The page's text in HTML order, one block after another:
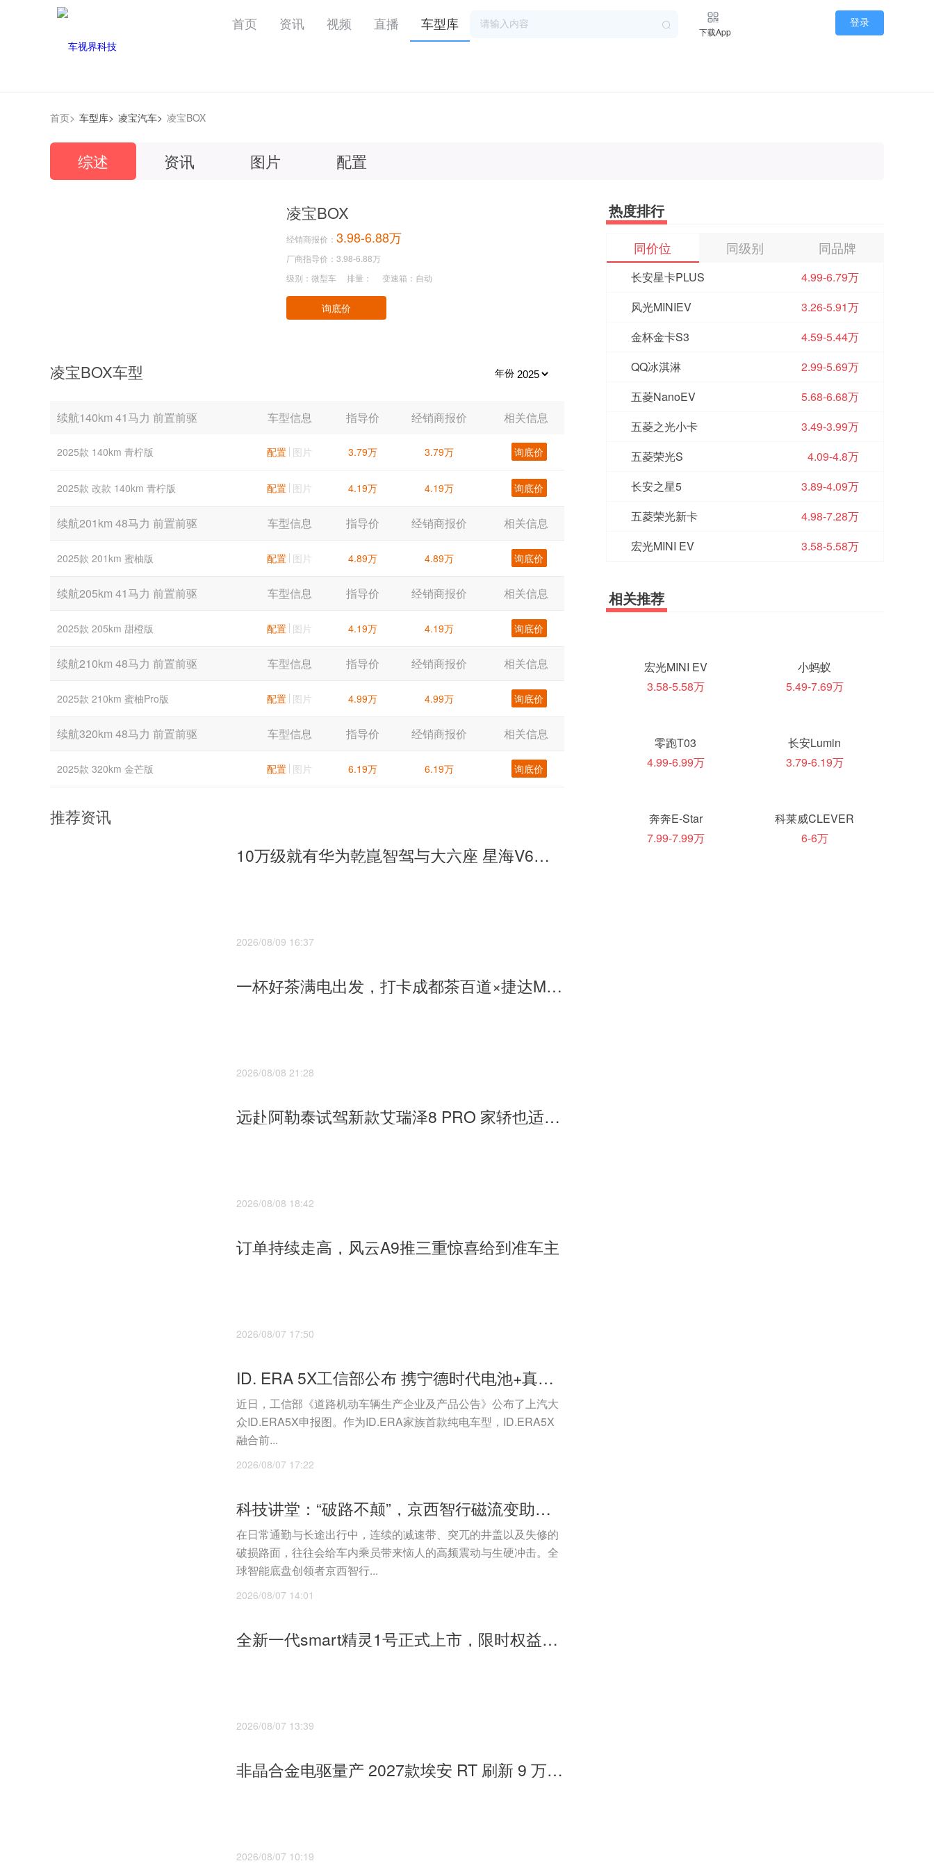
登录
首页 资讯 视频 直播 车型库 下载App
首页> 车型库> 凌宝汽车> 凌宝BOX
综述 资讯 图片 配置
凌宝BOX
经销商报价： 3.98-6.88万
厂商指导价：3.98-6.88万
级别：微型车
排量： 变速箱：自动
询底价
凌宝BOX车型 年份
续航140km 41马力 前置前驱 车型信息 指导价 经销商报价 相关信息
2025款 140km 青柠版 配置 图片 3.79万 3.79万 询底价
2025款 改款 140km 青柠版 配置 图片 4.19万 4.19万 询底价
续航201km 48马力 前置前驱 车型信息 指导价 经销商报价 相关信息
2025款 201km 蜜柚版 配置 图片 4.89万 4.89万 询底价
续航205km 41马力 前置前驱 车型信息 指导价 经销商报价 相关信息
2025款 205km 甜橙版 配置 图片 4.19万 4.19万 询底价
续航210km 48马力 前置前驱 车型信息 指导价 经销商报价 相关信息
2025款 210km 蜜柚Pro版 配置 图片 4.99万 4.99万 询底价
续航320km 48马力 前置前驱 车型信息 指导价 经销商报价 相关信息
2025款 320km 金芒版 配置 图片 6.19万 6.19万 询底价
推荐资讯
10万级就有华为乾崑智驾与大六座 星海V6预售10.49万起
2026/08/09 16:37
一杯好茶满电出发，打卡成都茶百道×捷达M6跨界快闪店
2026/08/08 21:28
远赴阿勒泰试驾新款艾瑞泽8 PRO 家轿也适合长途远行
2026/08/08 18:42
订单持续走高，风云A9推三重惊喜给到准车主
2026/08/07 17:50
ID. ERA 5X工信部公布 携宁德时代电池+真端到端全场景L2++城市NOA登场
近日，工信部《道路机动车辆生产企业及产品公告》公布了上汽大
众ID.ERA5X申报图。作为ID.ERA家族首款纯电车型，ID.ERA5X
融合前...
2026/08/07 17:22
科技讲堂：“破路不颠”，京西智行磁流变助力领克07GT化解高频颠簸
在日常通勤与长途出行中，连续的减速带、突兀的井盖以及失修的
破损路面，往往会给车内乘员带来恼人的高频震动与生硬冲击。全
球智能底盘创领者京西智行...
2026/08/07 14:01
全新一代smart精灵1号正式上市，限时权益价14.99万起
2026/08/07 13:39
非晶合金电驱量产 2027款埃安 RT 刷新 9 万级能耗标杆
2026/08/07 10:19
热度排行
同价位 同级别 同品牌
长安星卡PLUS
4.99-6.79万
风光MINIEV
3.26-5.91万
金杯金卡S3
4.59-5.44万
QQ冰淇淋
2.99-5.69万
五菱NanoEV
5.68-6.68万
五菱之光小卡
3.49-3.99万
五菱荣光S
4.09-4.8万
长安之星5
3.89-4.09万
五菱荣光新卡
4.98-7.28万
宏光MINI EV
3.58-5.58万
相关推荐
宏光MINI EV
3.58-5.58万
小蚂蚁
5.49-7.69万
零跑T03
4.99-6.99万
长安Lumin
3.79-6.19万
奔奔E-Star
7.99-7.99万
科莱威CLEVER
6-6万